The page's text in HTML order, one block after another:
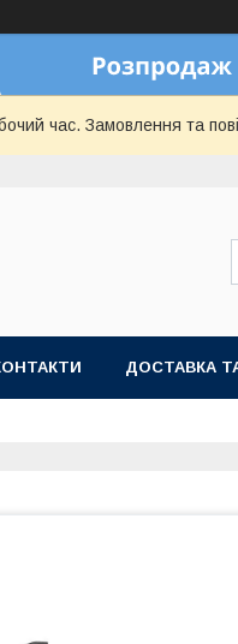
час. Замовлення та
ДОСТАВКА